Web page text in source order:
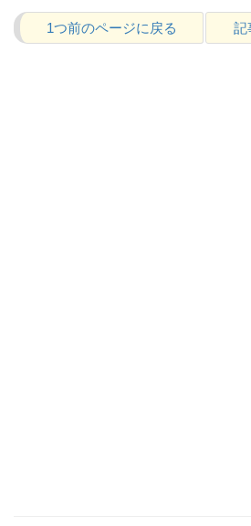
1つ前のページに戻る 記